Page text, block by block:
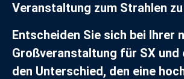
Veranstaltung zum Strahlen
Entscheiden Sie sich bei Ihrer
Großveranstaltung für SX und
den Unterschied, den eine